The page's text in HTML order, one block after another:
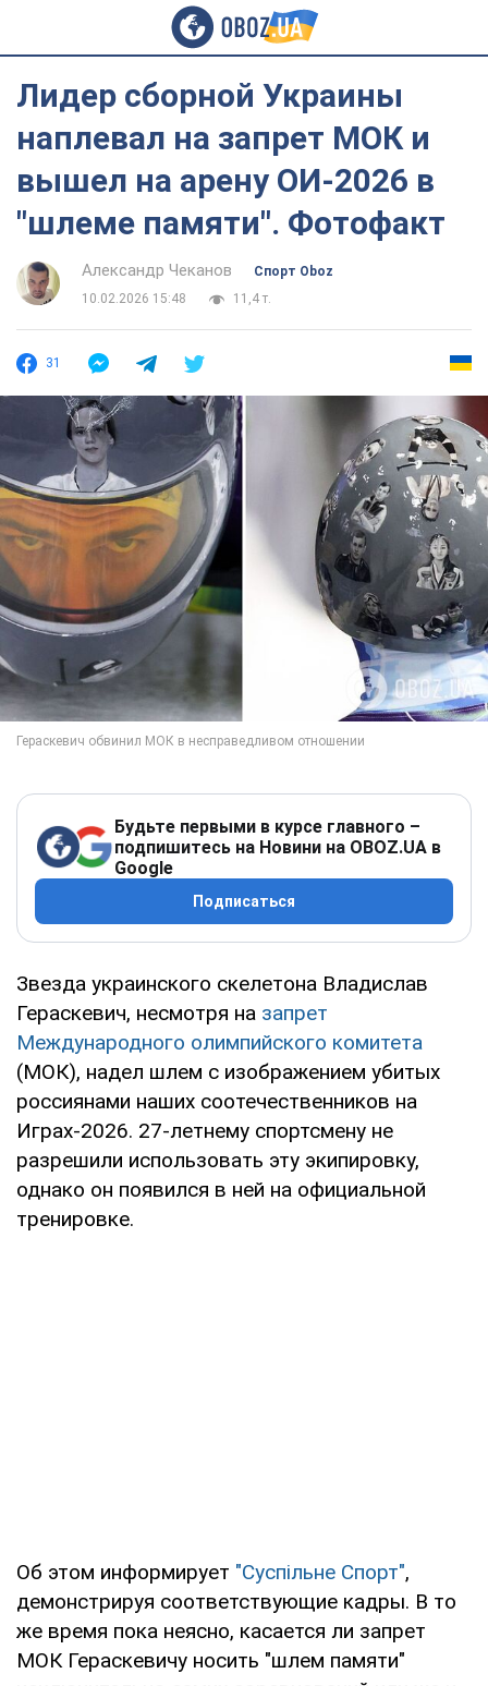
Лидер сборной Украины
наплевал на запрет МОК и
вышел на арену ОИ-2026 в
"шлеме памяти". Фотофакт
Александр Чеканов
Спорт Oboz
10.02.2026 15:48
11,4 т.
31
Будьте первыми в курсе главного –
подпишитесь на Новини на OBOZ.UA в
Google
Подписаться
Звезда украинского скелетона Владислав
Гераскевич, несмотря на запрет
Международного олимпийского комитета
(МОК), надел шлем с изображением убитых
россиянами наших соотечественников на
Играх-2026. 27-летнему спортсмену не
разрешили использовать эту экипировку,
однако он появился в ней на официальной
тренировке.
Об этом информирует "Суспільне Спорт",
демонстрируя соответствующие кадры. В то
же время пока неясно, касается ли запрет
МОК Гераскевичу носить "шлем памяти"